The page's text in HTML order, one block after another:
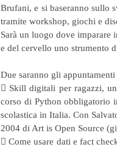
Brufani, e si baseranno sullo
tramite workshop, giochi e
Sarà un luogo dove imparare
e del cervello uno strumento
Due saranno gli
 Skill digitali per ragazzi,
corso di Python obbligatorio
scolastica in Italia. Con
2004 di Art is Open Source
 Come usare dati e fact